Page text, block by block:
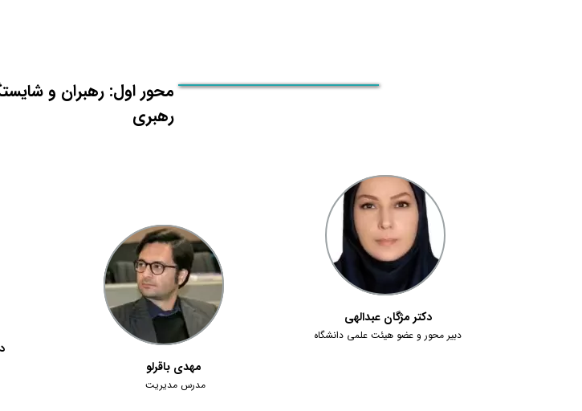
محور اول: رهبران و
رهبری
دکتر مژگان عبدالهی
دبیر محور و عضو هیئت علمی دانشگاه
مهدی باقرلو
مدرس مدیریت